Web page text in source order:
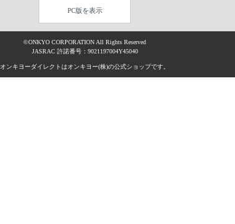
PC版を表示
©ONKYO CORPORATION All Rights Reserved
JASRAC 許諾番号：9021197004Y45040
オンキヨーダイレクトはオンキヨー(株)の公式ショップです。